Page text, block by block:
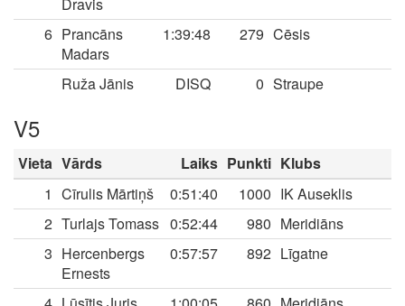
6 Prancāns
Madars
1:39:48 279 Cēsis
Ruža Jānis DISQ 0 Straupe
V5
Vieta Vārds Laiks Punkti Klubs
1 Cīrulis Mārtiņš 0:51:40 1000 IK Auseklis
2 Turlajs Tomass 0:52:44 980 Meridiāns
3 Hercenbergs
Ernests
0:57:57 892 Līgatne